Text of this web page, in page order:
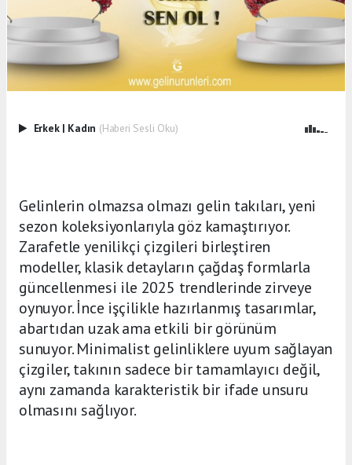
Erkek | Kadın (Haberi Sesli Oku)
Gelinlerin olmazsa olmazı gelin takıları, yeni
sezon koleksiyonlarıyla göz kamaştırıyor.
Zarafetle yenilikçi çizgileri birleştiren
modeller, klasik detayların çağdaş formlarla
güncellenmesi ile 2025 trendlerinde zirveye
oynuyor. İnce işçilikle hazırlanmış tasarımlar,
abartıdan uzak ama etkili bir görünüm
sunuyor. Minimalist gelinliklere uyum sağlayan
çizgiler, takının sadece bir tamamlayıcı değil,
aynı zamanda karakteristik bir ifade unsuru
olmasını sağlıyor.